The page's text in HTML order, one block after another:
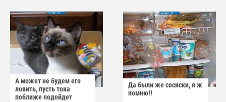
А может не будем его
ловить, пусть тока
поближе подойдет
Да были же сосиски, я ж
помню!!